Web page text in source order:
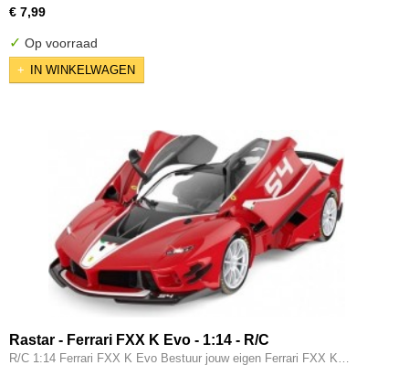
€ 7,99
✓ Op voorraad
IN WINKELWAGEN
Rastar - Ferrari FXX K Evo - 1:14 - R/C
R/C 1:14 Ferrari FXX K Evo Bestuur jouw eigen Ferrari FXX K…